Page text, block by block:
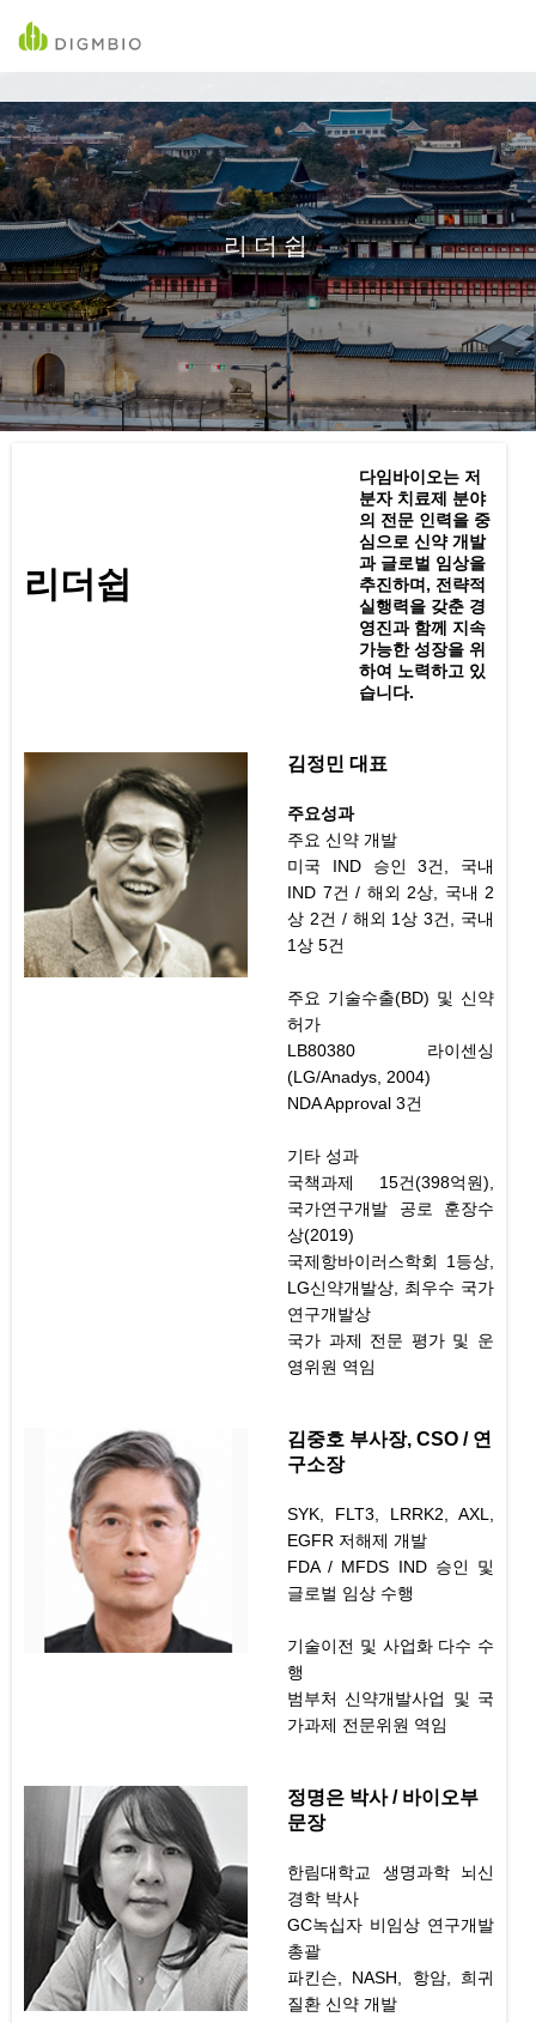
리더쉽
리더쉽
다임바이오는 저
분자 치료제 분야
의 전문 인력을 중
심으로 신약 개발
과 글로벌 임상을
추진하며, 전략적
실행력을 갖춘 경
영진과 함께 지속
가능한 성장을 위
하여 노력하고 있
습니다.
김정민 대표
주요성과
주요 신약 개발
미국 IND 승인 3건, 국내
IND 7건 / 해외 2상, 국내 2
상 2건 / 해외 1상 3건, 국내
1상 5건
주요 기술수출(BD) 및 신약
허가
LB80380 라이센싱
(LG/Anadys, 2004)
NDA Approval 3건
기타 성과
국책과제 15건(398억원),
국가연구개발 공로 훈장수
상(2019)
국제항바이러스학회 1등상,
LG신약개발상, 최우수 국가
연구개발상
국가 과제 전문 평가 및 운
영위원 역임
김중호 부사장, CSO / 연
구소장
SYK, FLT3, LRRK2, AXL,
EGFR 저해제 개발
FDA / MFDS IND 승인 및
글로벌 임상 수행
기술이전 및 사업화 다수 수
행
범부처 신약개발사업 및 국
가과제 전문위원 역임
정명은 박사 / 바이오부
문장
한림대학교 생명과학 뇌신
경학 박사
GC녹십자 비임상 연구개발
총괄
파킨슨, NASH, 항암, 희귀
질환 신약 개발